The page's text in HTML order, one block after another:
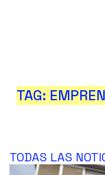
TAG:
TODAS LAS